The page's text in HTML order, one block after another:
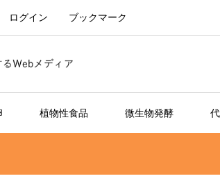
ログイン ブックマーク
植物性食品 微生物発酵